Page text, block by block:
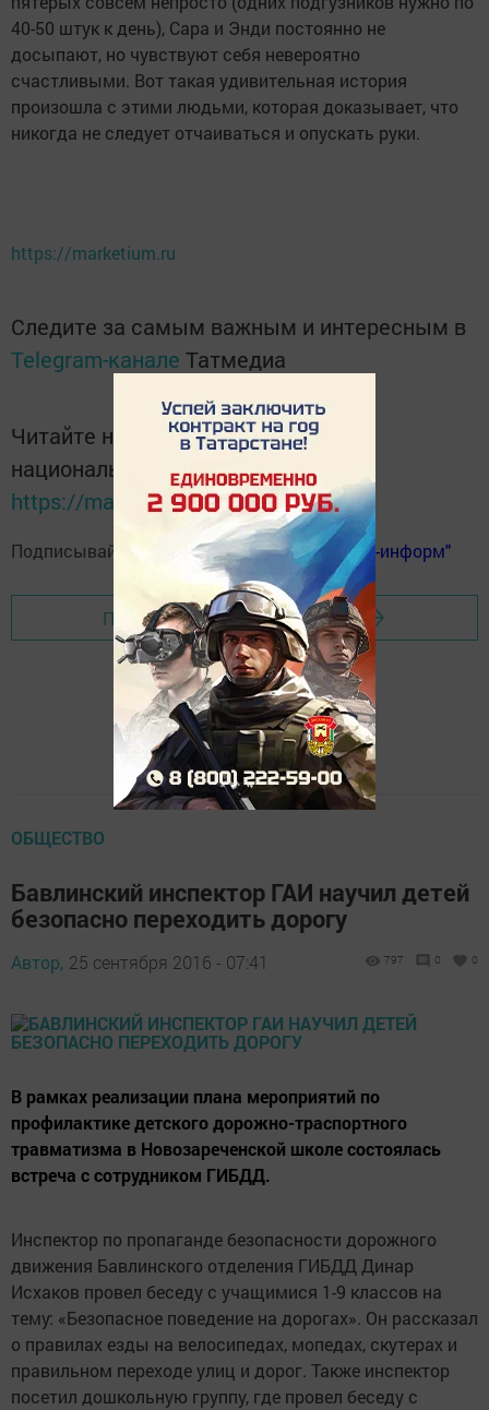
40-50 штук к день), Сара и Энди постоянно не
досыпают, но чувствуют себя невероятно
счастливыми. Вот такая удивительная история
произошла с этими людьми, которая доказывает, что
никогда не следует отчаиваться и опускать руки.
https://marketium.ru
Следите за самым важным и интересным в
Telegram-канале Татмедиа
Читайте новости Татарстана в
национальном мессенджере MАХ:
https://max.ru/tatmedia
Подписывайтесь на телеграм-канал "Бавлы-информ"
Перейти на страницу новости
ОБЩЕСТВО
Бавлинский инспектор ГАИ научил детей
безопасно переходить дорогу
Автор, 25 сентября 2016 - 07:41 797 0 0
В рамках реализации плана мероприятий по
профилактике детского дорожно-траспортного
травматизма в Новозареченской школе состоялась
встреча с сотрудником ГИБДД.
Инспектор по пропаганде безопасности дорожного
движения Бавлинского отделения ГИБДД Динар
Исхаков провел беседу с учащимися 1-9 классов на
тему: «Безопасное поведение на дорогах». Он рассказал
о правилах езды на велосипедах, мопедах, скутерах и
правильном переходе улиц и дорог. Также инспектор
посетил дошкольную группу, где провел беседу с